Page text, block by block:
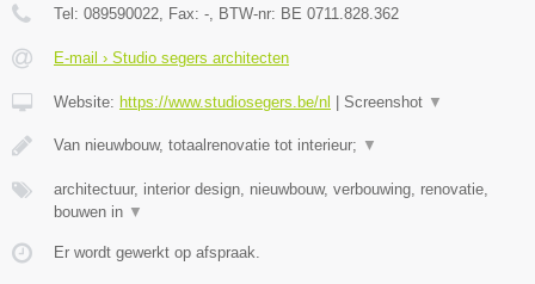
Tel: 089590022, Fax: -, BTW-nr: BE 0711.828.362
E-mail › Studio segers architecten
Website: https://www.studiosegers.be/nl Screenshot ▼
Van nieuwbouw, totaalrenovatie tot interieur; ▼
architectuur, interior design, nieuwbouw, verbouwing, renovatie,
bouwen in ▼
Er wordt gewerkt op afspraak.